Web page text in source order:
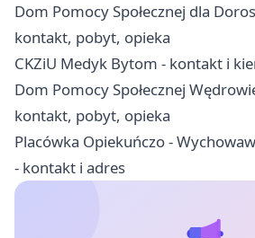
Dom Pomocy Społecznej dla
kontakt, pobyt, opieka
CKZiU Medyk Bytom - kontakt i
Dom Pomocy Społecznej
kontakt, pobyt, opieka
Placówka Opiekuńczo -
- kontakt i adres